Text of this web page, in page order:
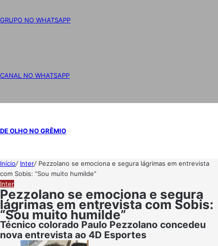
GRUPO NO WHATSAPP
CANAL NO WHATSAPP
DE OLHO NO GRÊMIO
Início/ Inter/ Pezzolano se emociona e segura lágrimas em entrevista
com Sobis: “Sou muito humilde”
Inter
Pezzolano se emociona e segura
lágrimas em entrevista com Sobis:
“Sou muito humilde”
Técnico colorado Paulo Pezzolano concedeu
nova entrevista ao 4D Esportes